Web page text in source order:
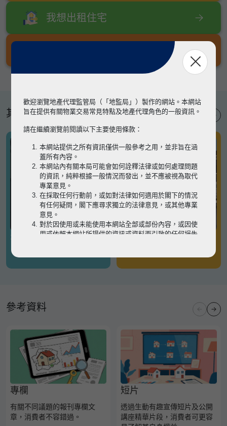
我想出租住宅
其他專題
有關凶宅
參考資料
專欄
有關不同議題的報刊專欄文
章，消費者不容錯過。
短片
透過生動有趣宣傳短片及公開
講座精華片段，消費者可更容
歡迎瀏覽地產代理監管局（「地監局」）製作的網站。本網站
旨在提供有關物業交易常見特點及地產代理角色的一般資訊。
請在繼續瀏覽前閱讀以下主要使用條款：
本網站提供之所有資訊僅供一般參考之用，並非旨在涵
蓋所有內容。
本網站內有關本局可能會如何詮釋法律或如何處理問題
的資訊，純粹根據一般情況而發出，並不應被視為取代
專業意見。
在採取任何行動前，或如對法律如何適用於閣下的情況
有任何疑問，閣下應尋求獨立的法律意見，或其他專業
意見。
對於因使用或未能使用本網站全部或部份內容，或因使
用或依賴本網站所提供的資訊或資料而引致的任何損失
瀏覽以細閱本網站使用條款的完整版本。如有任